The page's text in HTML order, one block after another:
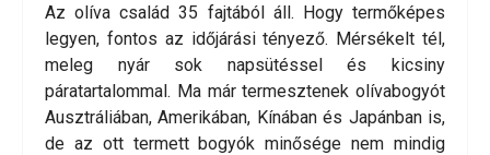
Az olíva család 35 fajtából áll. Hogy termőképes
legyen, fontos az időjárási tényező. Mérsékelt tél,
meleg nyár sok napsütéssel és kicsiny
páratartalommal. Ma már termesztenek olívabogyót
Ausztráliában, Amerikában, Kínában és Japánban is,
de az ott termett bogyók minősége nem mindig